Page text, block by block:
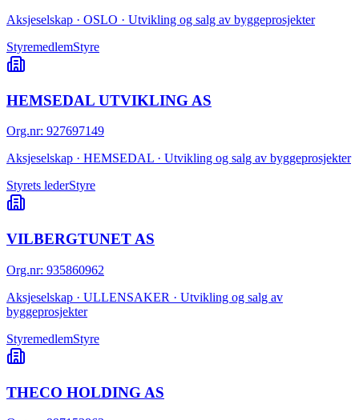
Aksjeselskap · OSLO · Utvikling og salg av byggeprosjekter
StyremedlemStyre
HEMSEDAL UTVIKLING AS
Org.nr: 927697149
Aksjeselskap · HEMSEDAL · Utvikling og salg av byggeprosjekter
Styrets lederStyre
VILBERGTUNET AS
Org.nr: 935860962
Aksjeselskap · ULLENSAKER · Utvikling og salg av
byggeprosjekter
StyremedlemStyre
THECO HOLDING AS